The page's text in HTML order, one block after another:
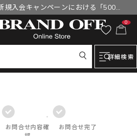
規入会キャンペーンにおける「500円
ン」付与漏れと補填について
0
詳細検索
お問合せ内容確
お問合せ完了